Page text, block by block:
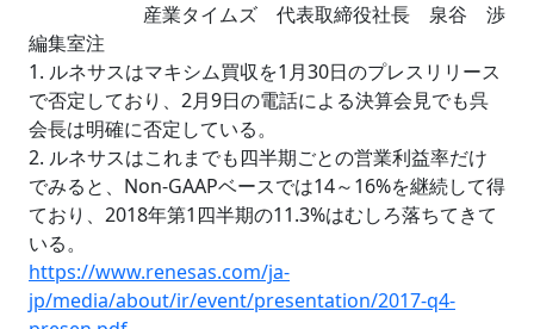
産業タイムズ 代表取締役社長 泉谷 渉
編集室注
1. ルネサスはマキシム買収を1月30日のプレスリリース
で否定しており、2月9日の電話による決算会見でも呉
会長は明確に否定している。
2. ルネサスはこれまでも四半期ごとの営業利益率だけ
でみると、Non-GAAPベースでは14～16%を継続して得
ており、2018年第1四半期の11.3%はむしろ落ちてきて
いる。
https://www.renesas.com/ja-
jp/media/about/ir/event/presentation/2017-q4-